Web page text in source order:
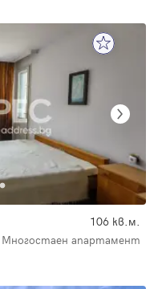
106 кв.м.
Многостаен апартамент